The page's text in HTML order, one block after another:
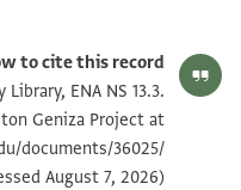
ENA NS 13.3 2
תנאי היתר שימוש בתצלום
to cite this record:
ENA NS 13.3.
Geniza Project at
documents/36025/
August 7, 2026).